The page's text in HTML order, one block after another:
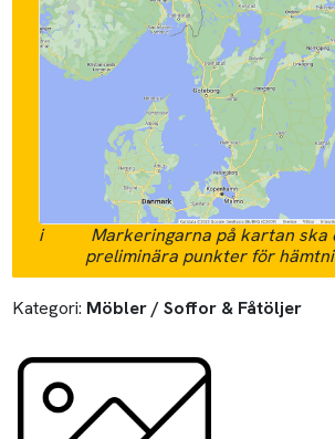
i
Markeringarna på kartan ska
preliminära punkter för
Kategori: Möbler / Soffor & Fåtöljer